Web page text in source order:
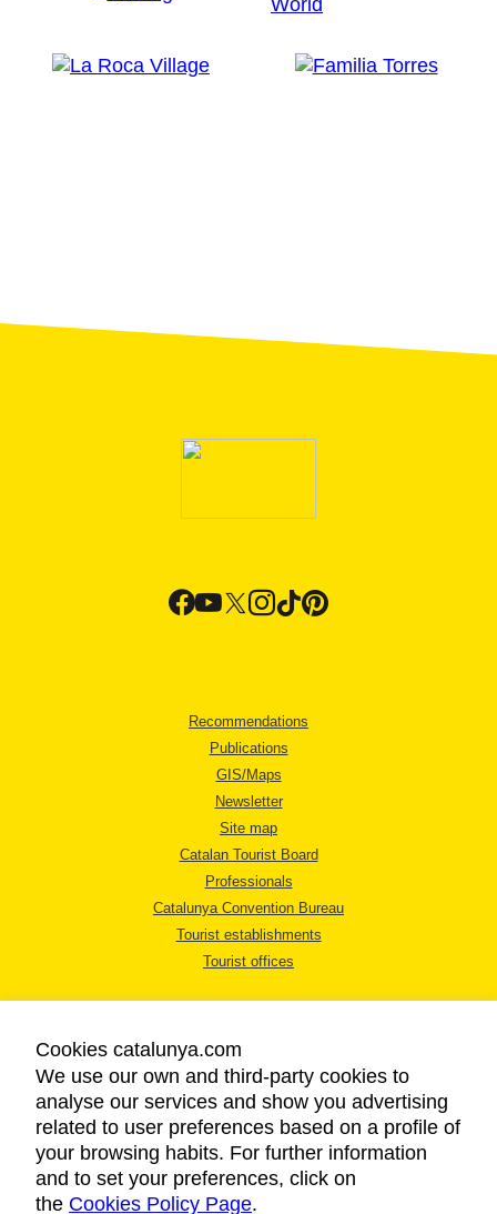
Recommendations
Publications
GIS/Maps
Newsletter
Site map
Catalan Tourist Board
Professionals
Catalunya Convention Bureau
Tourist establishments
Tourist offices
LEGAL NOTICE
PRIVACY POLICY
COOKIES POLICY
ACCESSIBILITY
Cookies catalunya.com
We use our own and third-party cookies to
analyse our services and show you advertising
related to user preferences based on a profile of
your browsing habits. For further information
and to set your preferences, click on
the Cookies Policy Page.